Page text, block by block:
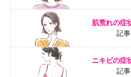
肌荒れの症
記
ニキビの症
記